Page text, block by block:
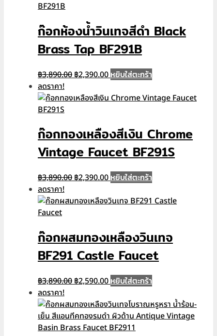
ก๊อกห้องน้ำวินเทจสีดำ Black
Brass Tap BF291B
฿3,890.00 Original
was:
฿2,390.00Current
is:
หยิบใส่ตะกร้า
ลดราคา!
ก๊อกทองเหลืองสีเงิน Chrome
Vintage Faucet BF291S
฿3,890.00 Original
was:
฿2,390.00Current
is:
หยิบใส่ตะกร้า
ลดราคา!
ก๊อกผสมทองเหลืองวินเทจ
BF291 Castle Faucet
฿3,890.00 Original
was:
฿3,890.00.
฿2,590.00Current
is:
฿2,590.00.
หยิบใส่ตะกร้า
ลดราคา!